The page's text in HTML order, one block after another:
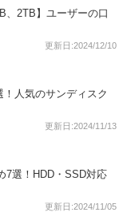
、2TB】ユーザーの口
更新日:2024/12/10
人気のサンディスク
更新日:2024/11/13
7選！HDD・SSD対応
更新日:2024/11/05